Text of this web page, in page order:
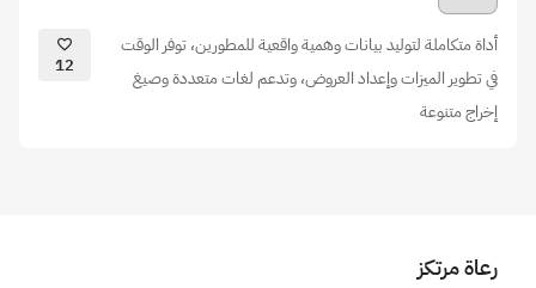
أداة متكاملة لتوليد بيانات وهمية واقعية للمطورين، توفر الوقت
في تطوير الميزات وإعداد العروض، وتدعم لغات متعددة وصيغ
إخراج متنوعة
12
رعاة مرتكز